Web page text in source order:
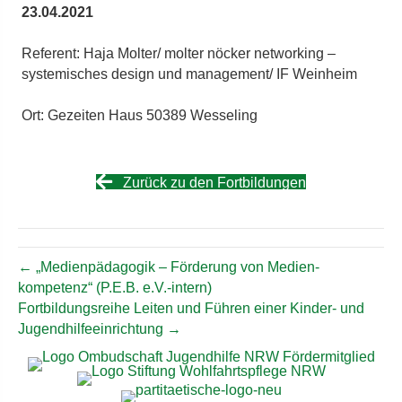
23.04.2021
Referent: Haja Molter/ molter nöcker networking –
systemisches design und management/ IF Weinheim
Ort: Gezeiten Haus 50389 Wesseling
Zurück zu den Fortbildungen
← „Medien­pädagogik – Förderung von Medien­
kompetenz“ (P.E.B. e.V.-intern)
Fort­bildungs­reihe Leiten und Führen einer Kinder- und
Jugend­hilfe­einrichtung →